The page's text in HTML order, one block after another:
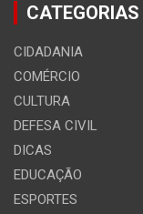
CATEGORIAS
CIDADANIA
COMÉRCIO
CULTURA
DEFESA CIVIL
DICAS
EDUCAÇÃO
ESPORTES